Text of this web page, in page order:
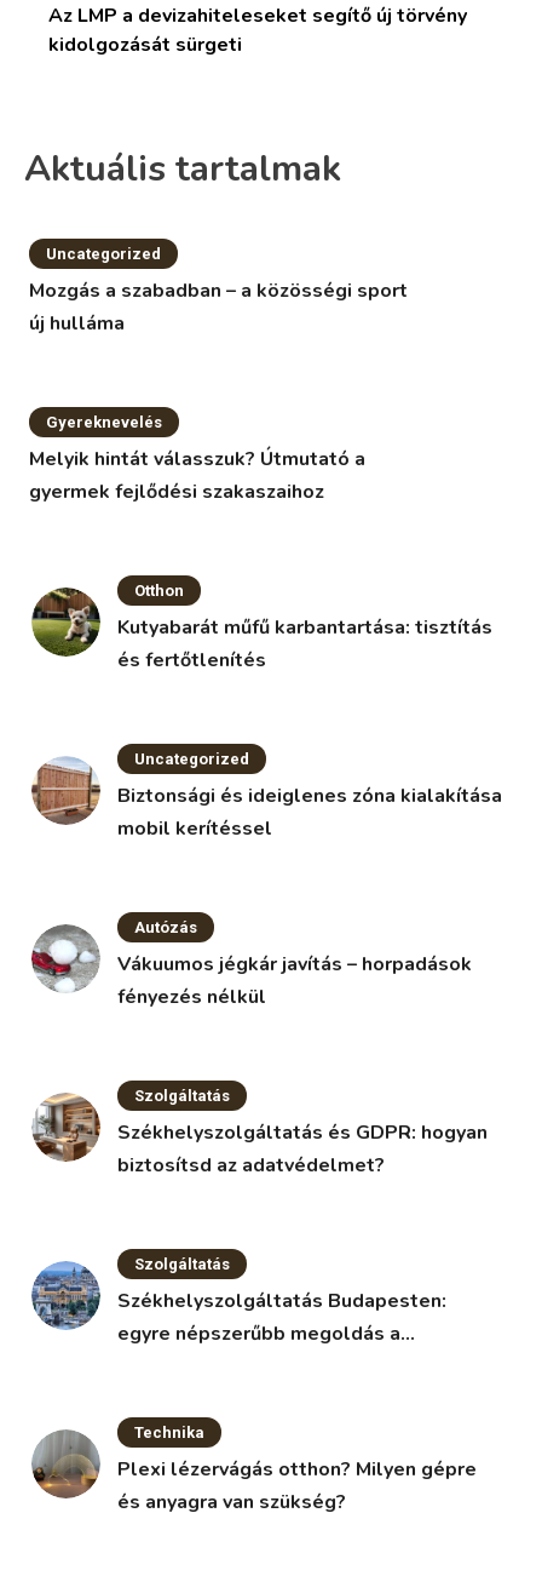
Az LMP a devizahiteleseket segítő új törvény
kidolgozását sürgeti
Aktuális tartalmak
Uncategorized
Mozgás a szabadban – a közösségi sport
új hulláma
Gyereknevelés
Melyik hintát válasszuk? Útmutató a
gyermek fejlődési szakaszaihoz
Otthon
Kutyabarát műfű karbantartása: tisztítás
és fertőtlenítés
Uncategorized
Biztonsági és ideiglenes zóna kialakítása
mobil kerítéssel
Autózás
Vákuumos jégkár javítás – horpadások
fényezés nélkül
Szolgáltatás
Székhelyszolgáltatás és GDPR: hogyan
biztosítsd az adatvédelmet?
Szolgáltatás
Székhelyszolgáltatás Budapesten:
egyre népszerűbb megoldás a
Technika
Plexi lézervágás otthon? Milyen gépre
és anyagra van szükség?